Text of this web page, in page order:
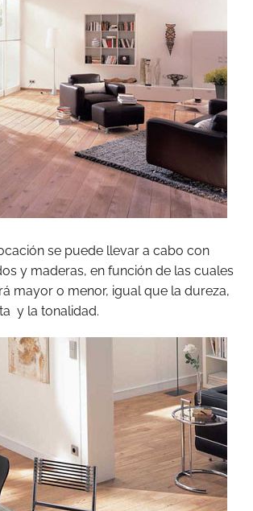
se puede llevar a cabo con
y maderas, en función de las cuales
mayor o menor, igual que la dureza,
y la tonalidad.